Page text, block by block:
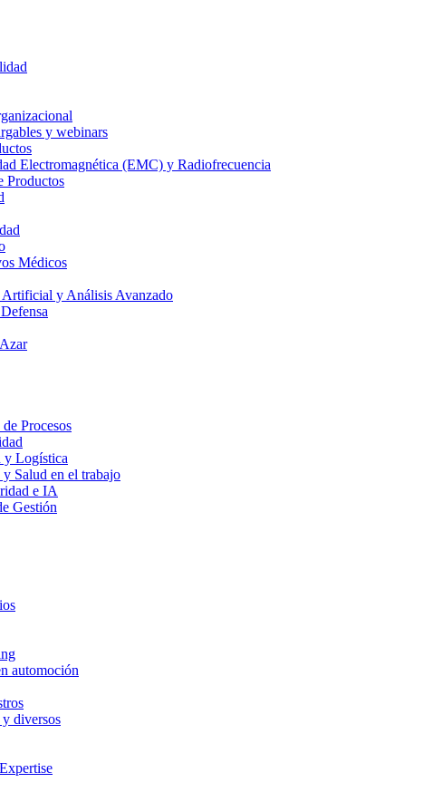
y webinars
Electromagnética (EMC) y Radiofrecuencia
Productos
Médicos
Artificial y Análisis Avanzado
Procesos
y Logística
Salud en el trabajo
e IA
Gestión
automoción
diversos